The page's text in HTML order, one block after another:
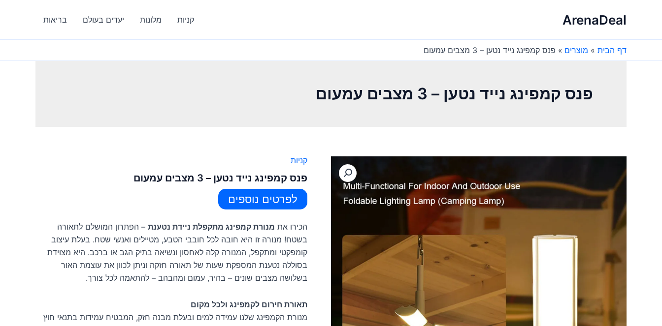
ArenaDeal קניות מלונות יעדים בעולם בריאות
דף הבית מוצרים פנס קמפינג נייד נטען – 3 מצבים עמעום
פנס קמפינג נייד נטען – 3 מצבים עמעום
קניות
פנס קמפינג נייד נטען – 3 מצבים עמעום
לפרטים נוספים
הכירו את מנורת קמפינג מתקפלת ניידת נטענת – הפתרון המושלם לתאורה
בשטח! מנורה זו היא חובה לכל חובבי הטבע, מטיילים ואנשי שטח. בעלת עיצוב
קומפקטי ומתקפל, המנורה קלה לאחסון ונשיאה בתיק הגב או ברכב. היא מצוידת
בסוללה נטענת המספקת שעות של תאורה חזקה וניתן לכוון את עוצמת האור
בשלושה מצבים שונים – בהיר, עמום ומהבהב – להתאמה לכל צורך.
תאורת חירום לקמפינג ולכל מקום
מנורת הקמפינג שלנו עמידה למים ובעלת מבנה חזק, המבטיח עמידות בתנאי חוץ